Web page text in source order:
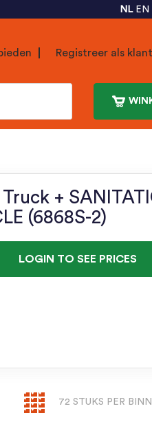
NL EN
Registreer als klant
+
(6868S-2)
LOGIN TO SEE PRICES
72 STUKS PER